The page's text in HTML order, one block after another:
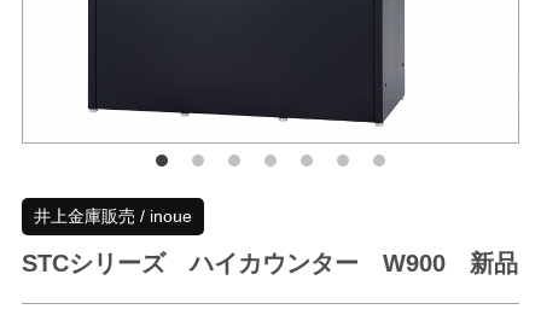
井上金庫販売 / inoue
STCシリーズ ハイカウンター W900 新品